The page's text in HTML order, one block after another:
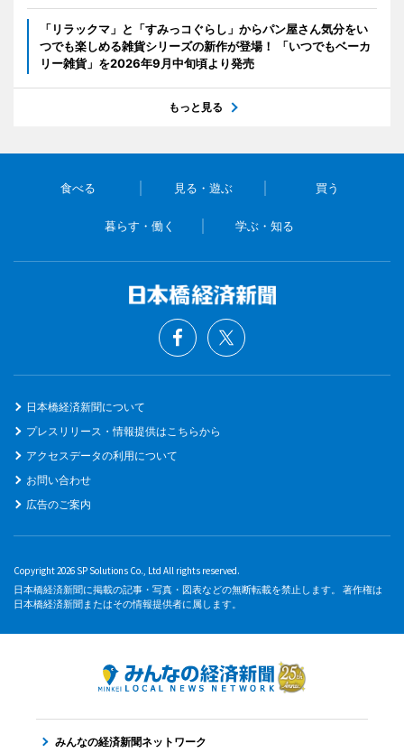
「リラックマ」と「すみっコぐらし」からパン屋さん気分をい
つでも楽しめる雑貨シリーズの新作が登場！ 「いつでもベーカ
リー雑貨」を2026年9月中旬頃より発売
もっと見る
食べる 見る・遊ぶ 買う
暮らす・働く 学ぶ・知る
日本橋経済新聞について
プレスリリース・情報提供はこちらから
アクセスデータの利用について
お問い合わせ
広告のご案内
Copyright 2026 SP Solutions Co., Ltd All rights reserved.
日本橋経済新聞に掲載の記事・写真・図表などの無断転載を禁止します。 著作権は
日本橋経済新聞またはその情報提供者に属します。
みんなの経済新聞ネットワーク